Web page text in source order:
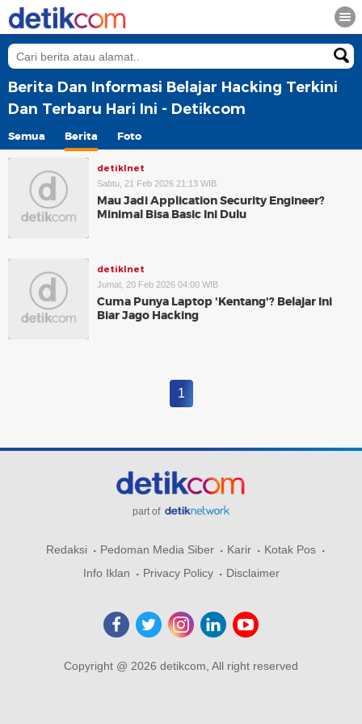
Berita Dan Informasi Belajar Hacking Terkini
Dan Terbaru Hari Ini - Detikcom
Semua Berita Foto
detikInet
Sabtu, 21 Feb 2026 21:13 WIB
Mau Jadi Application Security Engineer?
Minimal Bisa Basic Ini Dulu
detikInet
Jumat, 20 Feb 2026 04:00 WIB
Cuma Punya Laptop 'Kentang'? Belajar Ini
Biar Jago Hacking
1
part of
Redaksi Pedoman Media Siber Karir
Kotak Pos
Info Iklan
Privacy Policy Disclaimer
Copyright @ 2026 detikcom, All right reserved